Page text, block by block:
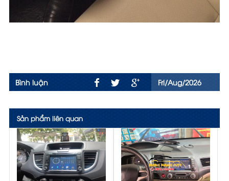
Bình luận Fri/Aug/2026
Sản phẩm liên quan